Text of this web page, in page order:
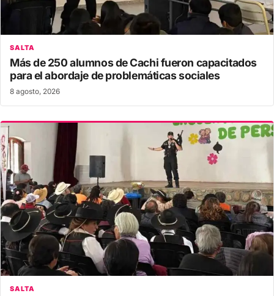
SALTA
Más de 250 alumnos de Cachi fueron capacitados
para el abordaje de problemáticas sociales
8 agosto, 2026
SALTA